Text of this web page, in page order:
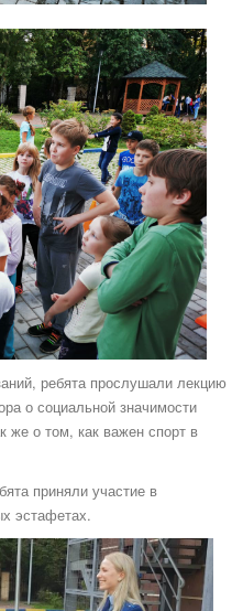
ребята прослушали лекцию
о социальной значимости
же о том, как важен спорт в
приняли участие в
эстафетах.